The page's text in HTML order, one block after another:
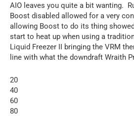
AIO leaves you quite a bit wanting.
Boost disabled allowed for a very
allowing Boost to do its thing
start to heat up when using a
Liquid Freezer II bringing the VRM
line with what the downdraft Wraith
20
40
60
80